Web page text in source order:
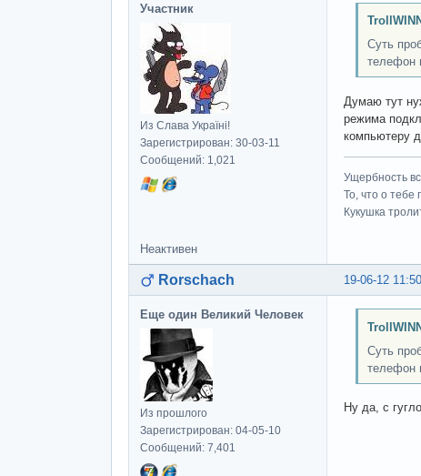
Участник
Из Слава Україні!
Зарегистрирован: 30-03-11
Сообщений: 1,021
Суть
телефон
Думаю тут
режима
компьютеру
Ущербность
То, что о тебе
Кукушка
Неактивен
19-06-12
Rorschach
Еще один Великий Человек
Из прошлого
Зарегистрирован: 04-05-10
Сообщений: 7,401
Суть
телефон
Ну да, с